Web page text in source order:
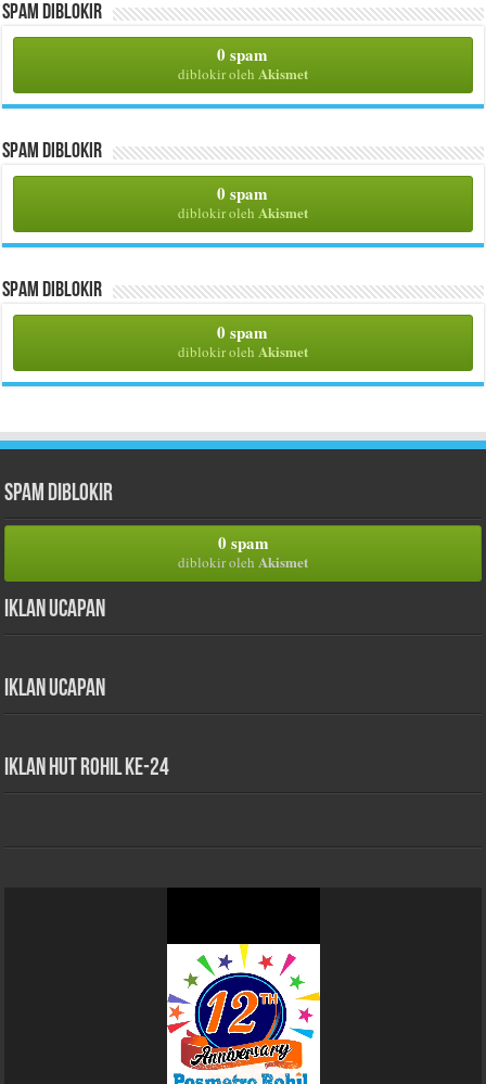
Spam Diblokir
0 spam
diblokir oleh Akismet
Spam Diblokir
0 spam
diblokir oleh Akismet
Spam Diblokir
0 spam
diblokir oleh Akismet
Spam Diblokir
0 spam
diblokir oleh Akismet
Iklan Ucapan
Iklan Ucapan
iklan HUT Rohil Ke-24